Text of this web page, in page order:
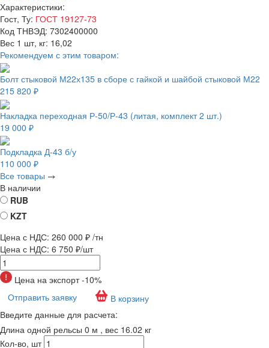
Характеристики:
Гост, Ту: ГОСТ 19127-73
Код ТНВЭД: 7302400000
Вес 1 шт, кг: 16,02
Рекомендуем с этим товаром:
Болт стыковой М22х135 в сборе с гайкой и шайбой стыковой М22
215 820 ₽
Накладка переходная Р-50/Р-43 (литая, комплект 2 шт.)
19 000 ₽
Подкладка Д-43 б/у
110 000 ₽
Все товары
В наличии
RUB
KZT
Цена с НДС: 260 000 ₽ /тн
Цена с НДС: 6 750 ₽/шт
Цена на экспорт -10%
Отправить заявку
В корзину
Введите данные для расчета:
Длина одной рельсы 0 м , вес 16.02 кг
Кол-во, шт